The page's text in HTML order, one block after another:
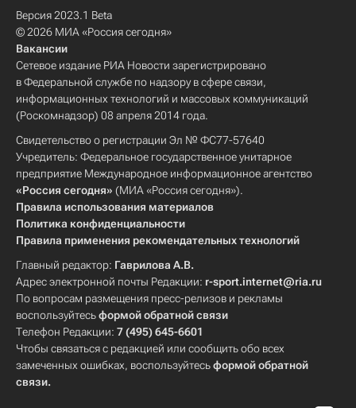
Версия 2023.1 Beta
© 2026 МИА «Россия сегодня»
Вакансии
Сетевое издание РИА Новости зарегистрировано
в Федеральной службе по надзору в сфере связи,
информационных технологий и массовых коммуникаций
(Роскомнадзор) 08 апреля 2014 года.
Свидетельство о регистрации Эл № ФС77-57640
Учредитель: Федеральное государственное унитарное
предприятие Международное информационное агентство
«Россия сегодня» (МИА «Россия сегодня»).
Правила использования материалов
Политика конфиденциальности
Правила применения рекомендательных технологий
Главный редактор: Гаврилова А.В.
Адрес электронной почты Редакции: r-sport.internet@ria.ru
По вопросам размещения пресс-релизов и рекламы
воспользуйтесьформой обратной связи
Телефон Редакции: 7 (495) 645-6601
Чтобы связаться с редакцией или сообщить обо всех
замеченных ошибках, воспользуйтесьформой обратной
связи.